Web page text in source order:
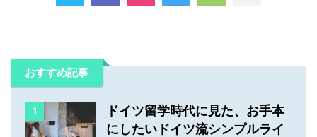
おすすめ記事
1
ドイツ留学時代に見た、お手本
にしたいドイツ流シンプルライ